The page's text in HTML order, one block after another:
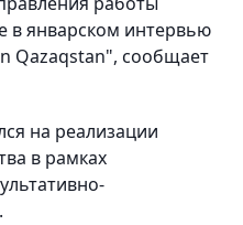
в январском интервью
Qazaqstan", сообщает
на реализации
в рамках